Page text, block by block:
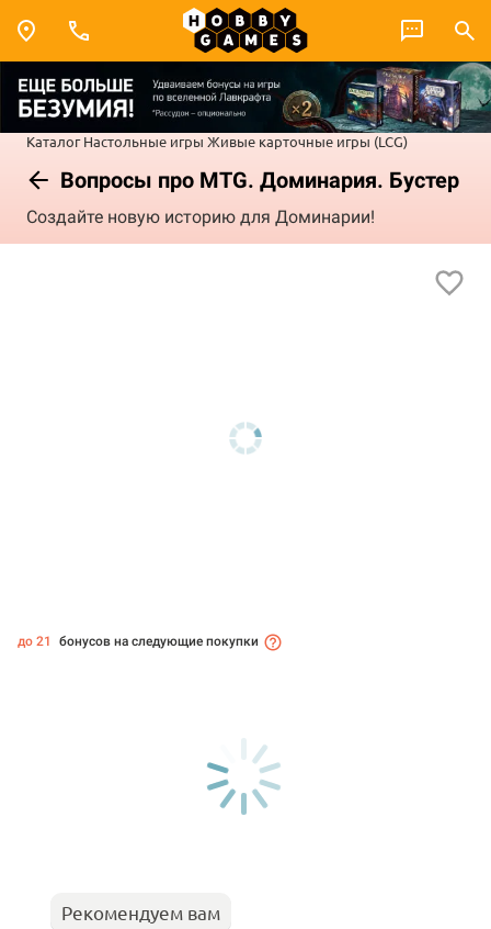
Каталог Настольные игры Живые карточные игры (LCG)
Вопросы про MTG. Доминария. Бустер
Создайте новую историю для Доминарии!
до 21 бонусов на следующие покупки
Рекомендуем вам